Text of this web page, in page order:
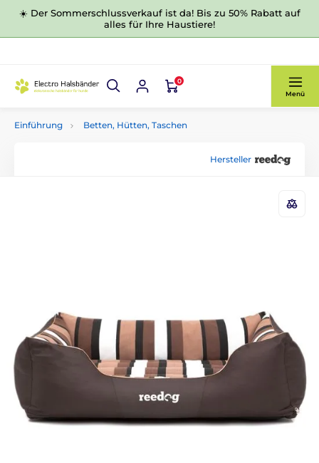
☀️ Der Sommerschlussverkauf ist da! Bis zu 50% Rabatt auf
alles für Ihre Haustiere!
0
Menü
Einführung Betten, Hütten, Taschen
Hersteller